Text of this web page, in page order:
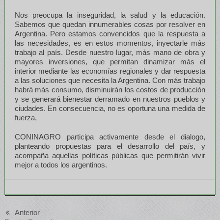
Nos preocupa la inseguridad, la salud y la educación.
Sabemos que quedan innumerables cosas por resolver en
Argentina. Pero estamos convencidos que la respuesta a
las necesidades, es en estos momentos, inyectarle más
trabajo al país. Desde nuestro lugar, más mano de obra y
mayores inversiones, que permitan dinamizar más el
interior mediante las economías regionales y dar respuesta
a las soluciones que necesita la Argentina. Con más trabajo
habrá más consumo, disminuirán los costos de producción
y se generará bienestar derramado en nuestros pueblos y
ciudades. En consecuencia, no es oportuna una medida de
fuerza,
CONINAGRO participa activamente desde el dialogo,
planteando propuestas para el desarrollo del país, y
acompaña aquellas políticas públicas que permitirán vivir
mejor a todos los argentinos.
Anterior